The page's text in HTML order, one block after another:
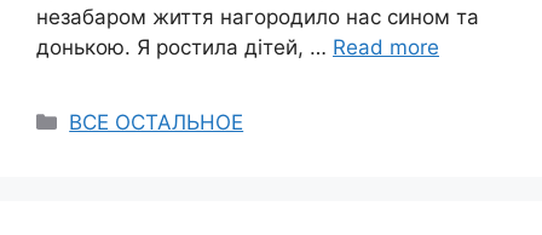
незабаром життя нагородило нас сином та
донькою. Я ростила дітей, … Read more
Categories
ВСЕ ОСТАЛЬНОЕ